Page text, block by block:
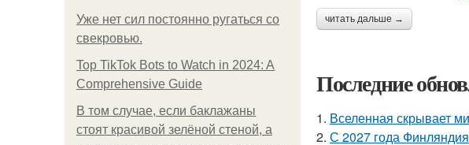
Уже нет сил постоянно ругаться со
свекровью.
Top TikTok Bots to Watch in 2024: A
Comprehensive Guide
В том случае, если баклажаны
стоят красивой зелёной стеной, а
читать дальше →
Последние
1. Вселенная скрывает
2. С 2027 года